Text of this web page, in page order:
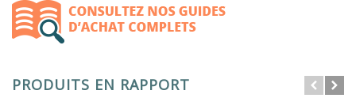
PRODUITS EN RAPPORT